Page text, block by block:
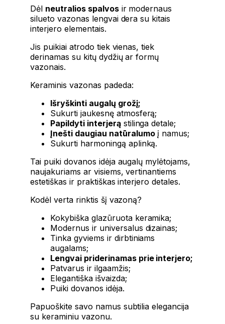
Dėl neutralios spalvosir modernaus
silueto vazonas lengvai dera su kitais
interjero elementais.
Jis puikiai atrodo tiek vienas, tiek
derinamas su kitų dydžių ar formų
vazonais.
Keraminis vazonas padeda:
Išryškinti augalų grožį;
Sukurti jaukesnę atmosferą;
Papildyti interjerąstilinga detale;
Įnešti daugiau natūralumoį namus;
Sukurti harmoningą aplinką.
Tai puiki dovanos idėja augalų mylėtojams,
naujakuriams ar visiems, vertinantiems
estetiškas ir praktiškas interjero detales.
Kodėl verta rinktis šį vazoną?
Kokybiška glazūruota keramika;
Modernus ir universalus dizainas;
Tinka gyviems ir dirbtiniams
augalams;
Lengvai priderinamas prie interjero;
Patvarus ir ilgaamžis;
Elegantiška išvaizda;
Puiki dovanos idėja.
Papuoškite savo namus subtilia elegancija
su keraminiu vazonu.